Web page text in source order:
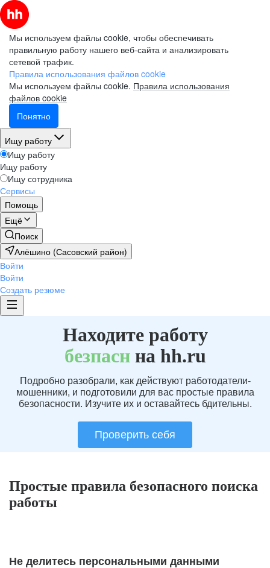
Мы используем файлы cookie, чтобы обеспечивать
правильную работу нашего веб-сайта и анализировать
сетевой трафик.
Правила использования файлов cookie
Мы используем файлы cookie. Правила использования
файлов cookie
Понятно
Ищу работу
Ищу работу
Ищу работу
Ищу сотрудника
Сервисы
Помощь
Ещё
Поиск
Алёшино (Сасовский район)
Войти
Войти
Создать резюме
Находите работу
безпаснна hh.ru
Подробно разобрали, как действуют работодатели-
мошенники, и подготовили для вас простые правила
безопасности. Изучите их и оставайтесь бдительны.
Проверить себя
Простые правила безопасного поиска
работы
Не делитесь персональными данными